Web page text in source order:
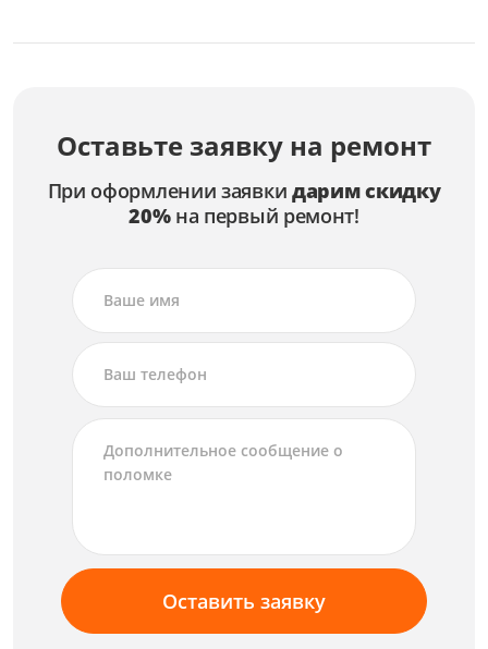
Оставьте заявку на ремонт
При оформлении заявки дарим скидку
20%на первый ремонт!
Оставить заявку